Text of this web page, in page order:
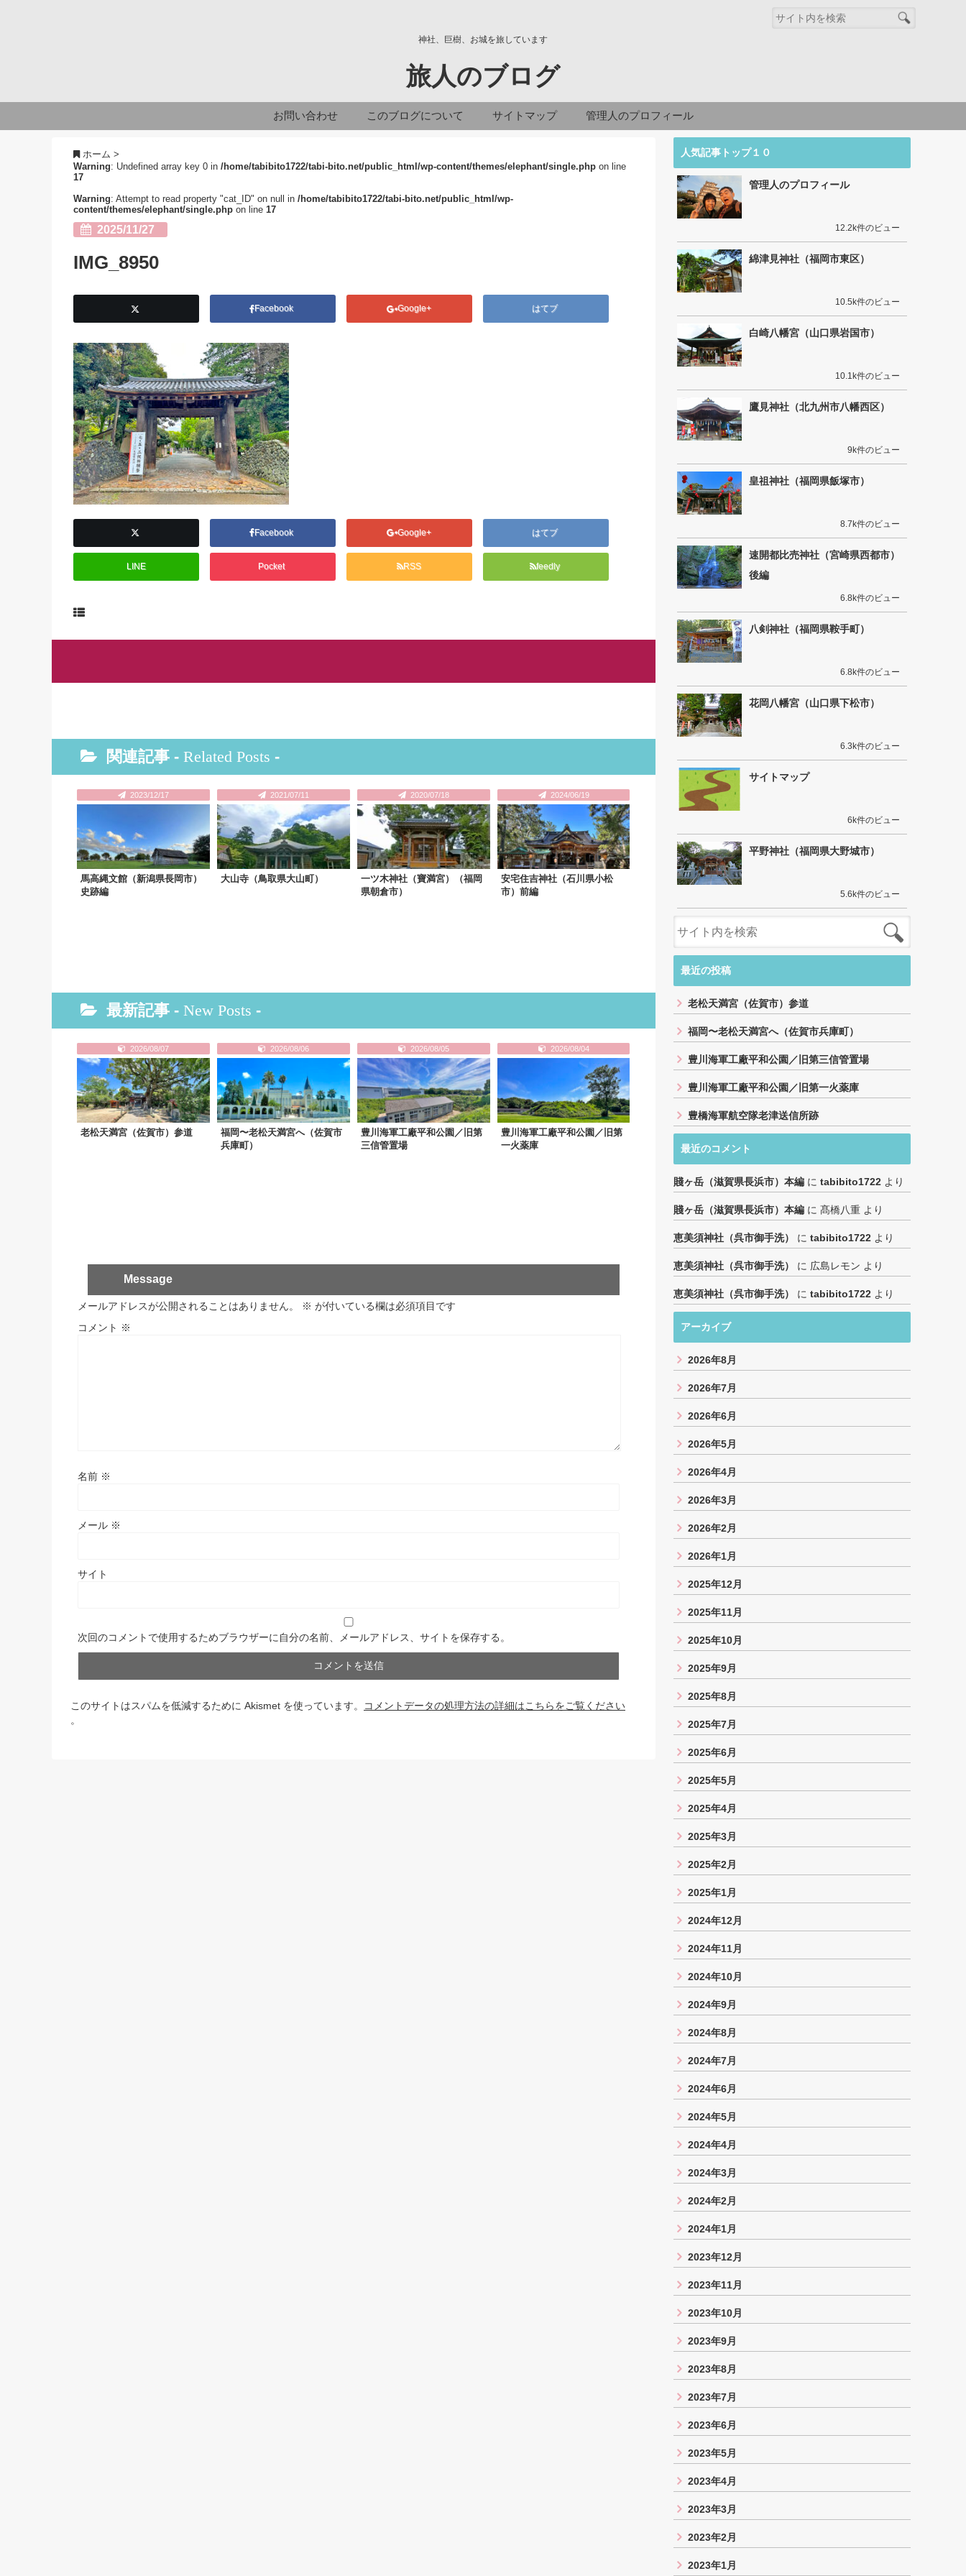
神社、巨樹、お城を旅しています
旅人のブログ
お問い合わせ このブログについて サイトマップ 管理人のプロフィール
ホーム >
Warning: Undefined array key 0 in /home/tabibito1722/tabi-bito.net/public_html/wp-content/themes/elephant/single.php on line
17
Warning: Attempt to read property "cat_ID" on null in /home/tabibito1722/tabi-bito.net/public_html/wp-
content/themes/elephant/single.php on line 17
2025/11/27
IMG_8950
Facebook Google+ はてブ
Facebook Google+ はてブ
LINE Pocket RSS feedly
関連記事 - Related Posts -
2023/12/17
馬高縄文館（新潟県長岡市）
史跡編
2021/07/11
大山寺（鳥取県大山町）
2020/07/18
一ツ木神社（寶満宮）（福岡
県朝倉市）
2024/06/19
安宅住吉神社（石川県小松
市）前編
最新記事 - New Posts -
2026/08/07
老松天満宮（佐賀市）参道
2026/08/06
福岡〜老松天満宮へ（佐賀市
兵庫町）
2026/08/05
豊川海軍工廠平和公園／旧第
三信管置場
2026/08/04
豊川海軍工廠平和公園／旧第
一火薬庫
Message
メールアドレスが公開されることはありません。 ※ が付いている欄は必須項目です
コメント ※
名前 ※
メール ※
サイト
次回のコメントで使用するためブラウザーに自分の名前、メールアドレス、サイトを保存する。
このサイトはスパムを低減するために Akismet を使っています。
コメントデータの処理方法の詳細はこちらをご覧ください
。
人気記事トップ１０
管理人のプロフィール
12.2k件のビュー
綿津見神社（福岡市東区）
10.5k件のビュー
白崎八幡宮（山口県岩国市）
10.1k件のビュー
鷹見神社（北九州市八幡西区）
9k件のビュー
皇祖神社（福岡県飯塚市）
8.7k件のビュー
速開都比売神社（宮崎県西都市）
後編
6.8k件のビュー
八剣神社（福岡県鞍手町）
6.8k件のビュー
花岡八幡宮（山口県下松市）
6.3k件のビュー
サイトマップ
6k件のビュー
平野神社（福岡県大野城市）
5.6k件のビュー
最近の投稿
老松天満宮（佐賀市）参道
福岡〜老松天満宮へ（佐賀市兵庫町）
豊川海軍工廠平和公園／旧第三信管置場
豊川海軍工廠平和公園／旧第一火薬庫
豊橋海軍航空隊老津送信所跡
最近のコメント
賤ヶ岳（滋賀県長浜市）本編 に tabibito1722 より
賤ヶ岳（滋賀県長浜市）本編 に 髙橋八重 より
恵美須神社（呉市御手洗） に tabibito1722 より
恵美須神社（呉市御手洗） に 広島レモン より
恵美須神社（呉市御手洗） に tabibito1722 より
アーカイブ
2026年8月
2026年7月
2026年6月
2026年5月
2026年4月
2026年3月
2026年2月
2026年1月
2025年12月
2025年11月
2025年10月
2025年9月
2025年8月
2025年7月
2025年6月
2025年5月
2025年4月
2025年3月
2025年2月
2025年1月
2024年12月
2024年11月
2024年10月
2024年9月
2024年8月
2024年7月
2024年6月
2024年5月
2024年4月
2024年3月
2024年2月
2024年1月
2023年12月
2023年11月
2023年10月
2023年9月
2023年8月
2023年7月
2023年6月
2023年5月
2023年4月
2023年3月
2023年2月
2023年1月